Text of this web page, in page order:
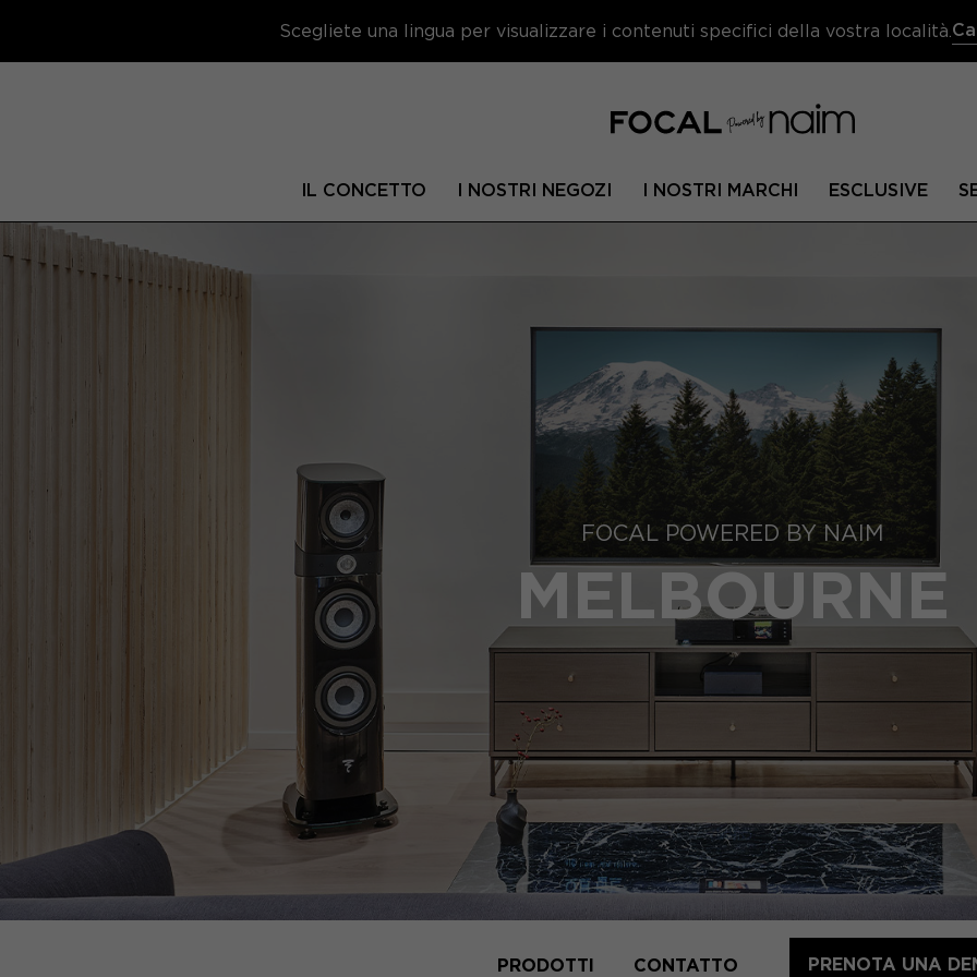
Scegliete una lingua per visualizzare i contenuti specifici della vostra località.
IL CONCETTO I NOSTRI NEGOZI I NOSTRI MARCHI ESCLUSIVE
FOCAL POWERED BY NAIM
MELBOURNE
PRODOTTI CONTATTO PRENOTA UNA